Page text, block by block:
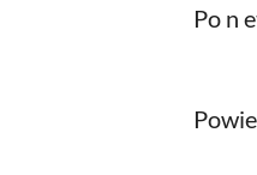
Po n